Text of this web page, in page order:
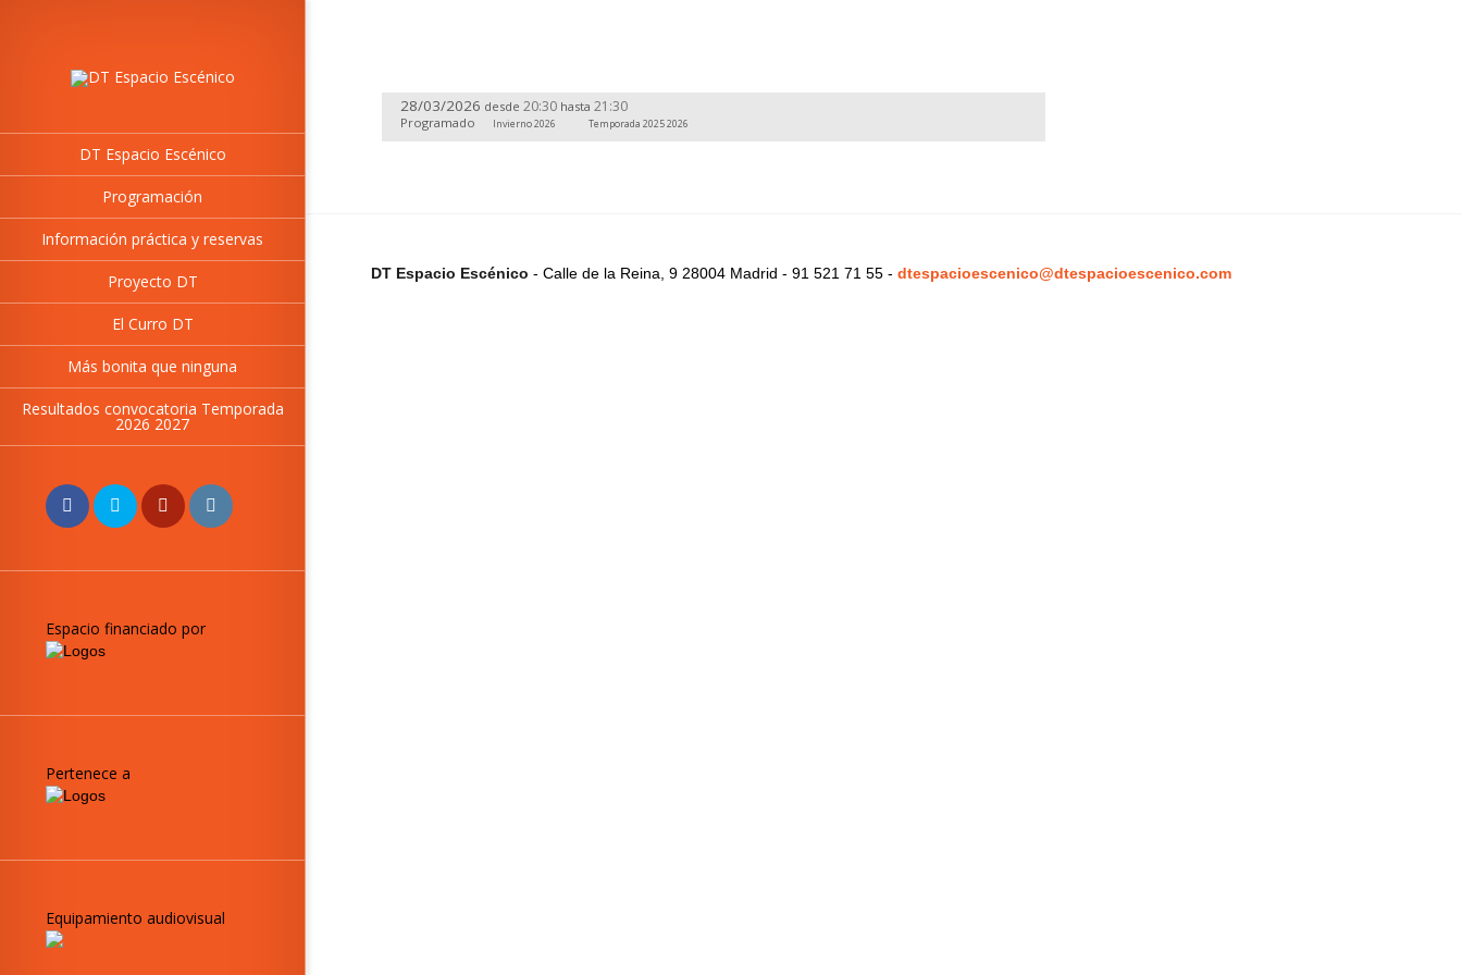
DT Espacio Escénico
Programación
Información práctica y reservas
Proyecto DT
El Curro DT
Más bonita que ninguna
Resultados convocatoria Temporada
2026 2027
Espacio financiado por
Pertenece a
Equipamiento audiovisual
28/03/2026 desde 20:30 hasta 21:30
Programado Invierno 2026 Temporada 2025 2026
DT Espacio Escénico - Calle de la Reina, 9 28004 Madrid - 91 521 71 55 - dtespacioescenico@dtespacioescenico.com